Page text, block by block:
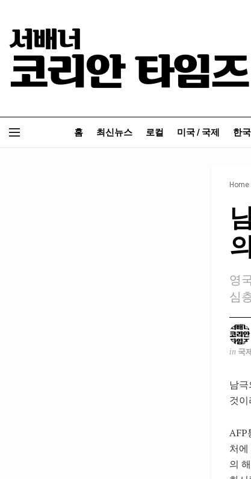
홈 최신뉴스 로컬 미국 / 국제 한
Home
영
심
in 국제
남
것
AFP
처
의